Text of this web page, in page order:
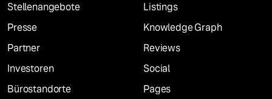
Stellenangebote
Presse
Partner
Investoren
Bürostandorte
Listings
Knowledge Graph
Reviews
Social
Pages